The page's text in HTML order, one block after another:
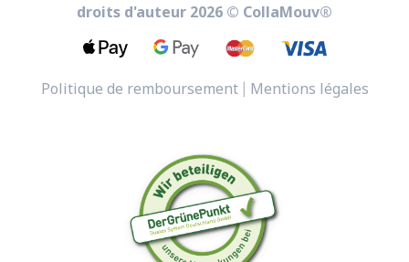
droits d'auteur 2026 © CollaMouv®
Politique de remboursement| Mentions légales